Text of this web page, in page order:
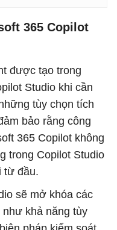
365 Copilot
được tạo trong
Studio khi cần
tùy chọn tích
bảo rằng công
365 Copilot không
trong Copilot Studio
từ đầu.
sẽ mở khóa các
khả năng tùy